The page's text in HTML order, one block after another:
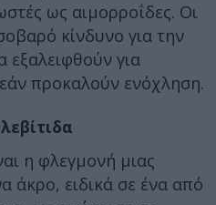
ως αιμορροΐδες. Οι
κίνδυνο για την
εξαλειφθούν για
προκαλούν ενόχληση.
η φλεγμονή μιας
άκρο, ειδικά σε ένα από